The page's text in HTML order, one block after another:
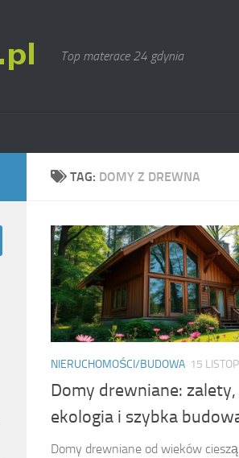
Top materace 24 gdynia
TAG: DOMY Z DREWNA
NIERUCHOMOŚCI/BUDOWA 15
Domy drewniane: zalety,
ekologia i szybka
Domy drewniane od wieków